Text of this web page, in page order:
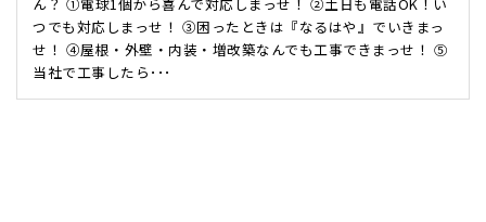
つでも対応しまっせ！ ③困ったときは『なるはや』でいきまっ
せ！ ④屋根・外壁・内装・増改築なんでも工事できまっせ！ ⑤
当社で工事したら･･･